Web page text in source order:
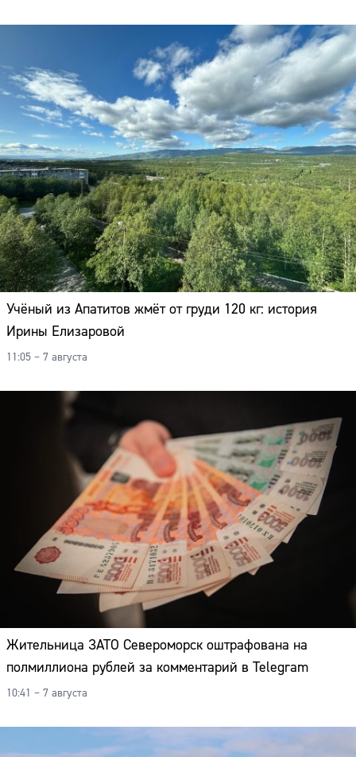
Учёный из Апатитов жмёт от груди 120 кг: история
Ирины Елизаровой
11:05 – 7 августа
Жительница ЗАТО Североморск оштрафована на
полмиллиона рублей за комментарий в Telegram
10:41 – 7 августа
Сайт: